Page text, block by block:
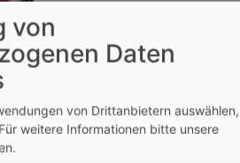
der Evangelischen
des belastenden Themas, das
& Trost“ steckt: Pfarrerin
Ludwig und Religionspädagogin
aus dem Evang.-Luth. Dekanat
von
Daten
von Drittanbietern auswählen,
Für weitere Informationen bitte unsere